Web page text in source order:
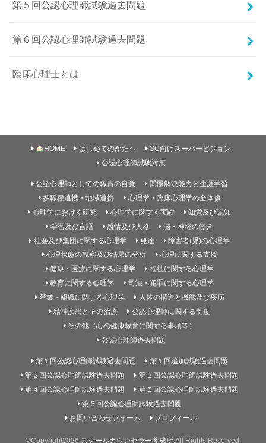
第５回公認心理師試験過去問題
第６回公認心理師試験過去問題
臨床心理士とは
HOME はじめてのかたへ
SC向けスーパービジョン
公認心理師試験対策
公認心理師としての職責の自覚
問題解決能力と生涯学習
多職種連携・地域連携
心理学・臨床心理学の全体像
心理学における研究
心理学に関する実験
知覚及び認知
学習及び言語
感情及び人格
脳・神経の働き
社会及び集団に関する心理学
発達
障害者(児)の心理学
心理状態の観察及び結果の分析
心理に関する支援
健康・医療に関する心理学
福祉に関する心理学
教育に関する心理学
司法・犯罪に関する心理学
産業・組織に関する心理学
人体の構造と機能及び疾病
精神疾患とその治療
公認心理師に関する制度
その他（心の健康教育に関する事項等）
公認心理師過去問題
第１回公認心理師試験過去問題
第１回追加試験過去問題
第２回公認心理師試験過去問題
第３回公認心理師試験過去問題
第４回公認心理師試験過去問題
第５回公認心理師試験過去問題
第６回公認心理師試験過去問題
お問い合わせフォーム
プロフィール
©Copyright2026 スクールカウンセラー養成所.All Rights Reserved.